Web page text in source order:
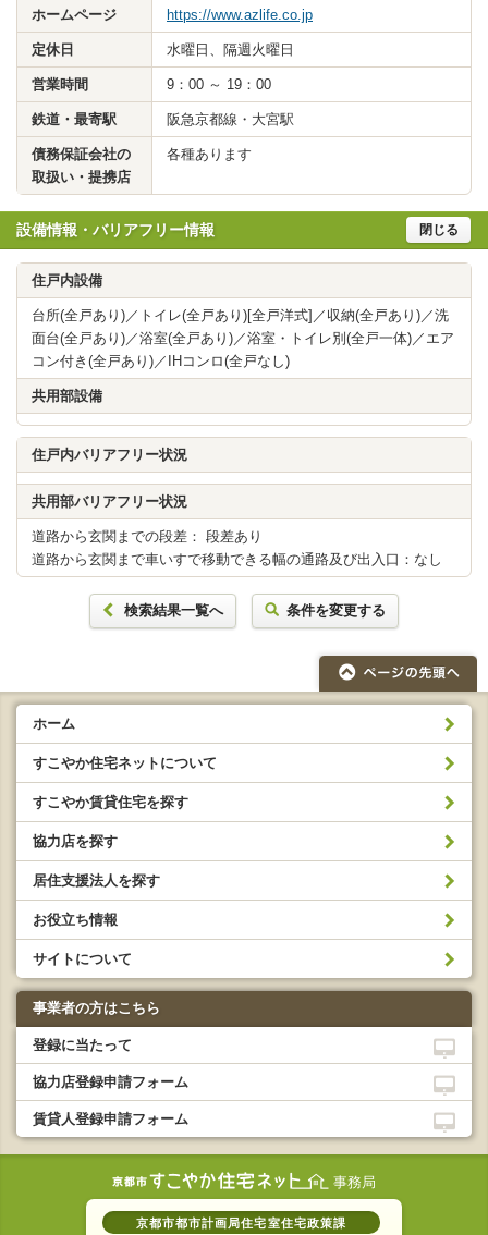
ホームページ https://www.azlife.co.jp
定休日 水曜日、隔週火曜日
営業時間 9：00 ～ 19：00
鉄道・最寄駅 阪急京都線・大宮駅
債務保証会社の
取扱い・提携店
各種あります
設備情報・バリアフリー情報 閉じる
住戸内設備
台所(全戸あり)／トイレ(全戸あり)[全戸洋式]／収納(全戸あり)／洗
面台(全戸あり)／浴室(全戸あり)／浴室・トイレ別(全戸一体)／エア
コン付き(全戸あり)／IHコンロ(全戸なし)
共用部設備
住戸内バリアフリー状況
共用部バリアフリー状況
道路から玄関までの段差： 段差あり
道路から玄関まで車いすで移動できる幅の通路及び出入口：なし
検索結果一覧へ 条件を変更する
ホーム
すこやか住宅ネットについて
すこやか賃貸住宅を探す
協力店を探す
居住支援法人を探す
お役立ち情報
サイトについて
事業者の方はこちら
登録に当たって
協力店登録申請フォーム
賃貸人登録申請フォーム
事務局
京都市都市計画局住宅室住宅政策課